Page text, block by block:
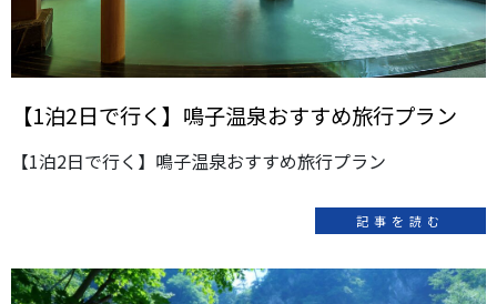
【1泊2日で行く】鳴子温泉おすすめ旅行プラン
【1泊2日で行く】鳴子温泉おすすめ旅行プラン
記事を読む